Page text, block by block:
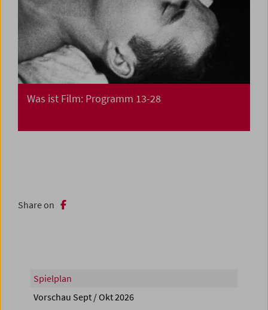
Was ist Film: Programm 13-28
Share on
Spielplan
Vorschau Sept / Okt 2026